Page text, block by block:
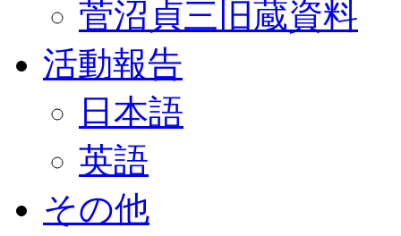
菅沼貞三旧蔵資料
活動報告
日本語
英語
その他